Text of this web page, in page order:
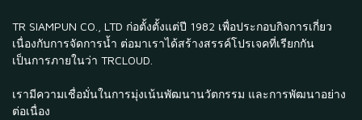
TR SIAMPUN CO., LTD ก่อตั้งตั้งแต่ปี 1982 เพื่อประกอบกิจการเกี่ยว
เนื่องกับการจัดการน้ำ ต่อมาเราได้สร้างสรรค์โปรเจคที่เรียกกัน
เป็นการภายในว่า TRCLOUD.
เรามีความเชื่อมั่นในการมุ่งเน้นพัฒนานวัตกรรม และการพัฒนาอย่าง
ต่อเนื่อง